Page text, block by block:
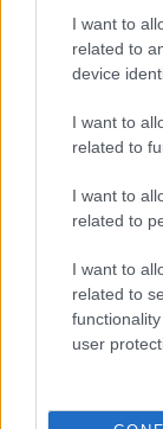
I want to
related to
device
I want to
related to
I want to
related to
I want to
related to
user